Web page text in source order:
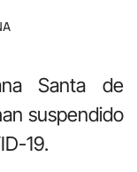
Santa de
suspendido
19.